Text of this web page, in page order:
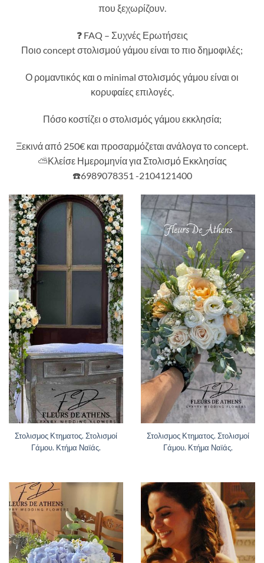
που ξεχωρίζουν.
❓ FAQ – Συχνές Ερωτήσεις
Ποιο concept στολισμού γάμου είναι το πιο δημοφιλές;
Ο ρομαντικός και ο minimal στολισμός γάμου είναι οι
κορυφαίες επιλογές.
Πόσο κοστίζει ο στολισμός γάμου εκκλησία;
Ξεκινά από 250€ και προσαρμόζεται ανάλογα το concept.
⛅Κλείσε Ημερομηνία για Στολισμό Εκκλησίας
☎️6989078351 -2104121400
Στολισμος Κτηματος. Στολισμοί
Γάμου. Κτήμα Ναϊάς.
Στολισμος Κτηματος. Στολισμοί
Γάμου. Κτήμα Ναϊάς.